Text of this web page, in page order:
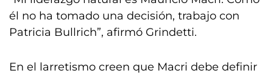
él no ha tomado una decisión, trabajo con
Patricia Bullrich”, afirmó Grindetti.
En el larretismo creen que Macri debe definir